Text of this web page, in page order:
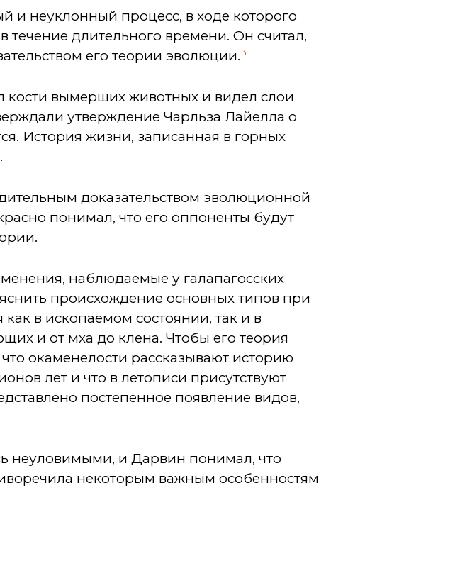
неуклонный процесс, в ходе которого
длительного времени. Он считал,
его теории эволюции. 3
кости вымерших животных и видел слои
утверждение Чарльза Лайелла о
История жизни, записанная в горных
доказательством эволюционной
понимал, что его оппоненты будут
наблюдаемые у галапагосских
происхождение основных типов при
в ископаемом состоянии, так и в
и от мха до клена. Чтобы его теория
окаменелости рассказывают историю
лет и что в летописи присутствуют
постепенное появление видов,
неуловимыми, и Дарвин понимал, что
некоторым важным особенностям